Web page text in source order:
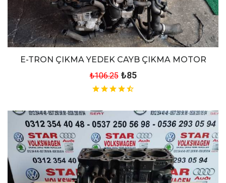
E-TRON ÇIKMA YEDEK CAYB ÇIKMA MOTOR
₺106.25 ₺85